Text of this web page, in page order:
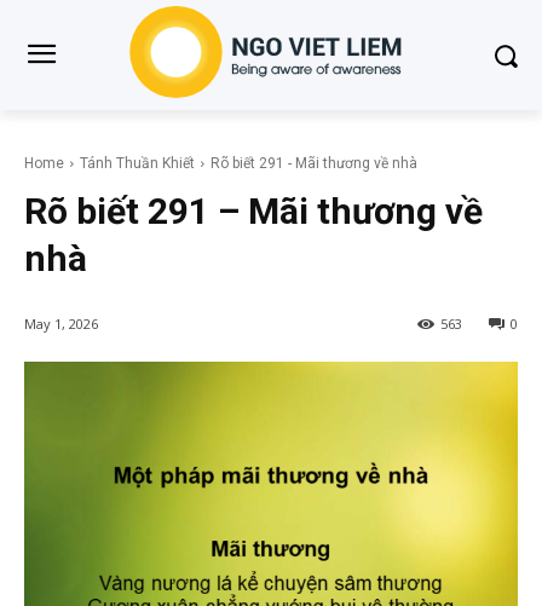
Home Tánh Thuần Khiết Rõ biết 291 - Mãi thương về nhà
Rõ biết 291 – Mãi thương về
nhà
May 1, 2026 0
563